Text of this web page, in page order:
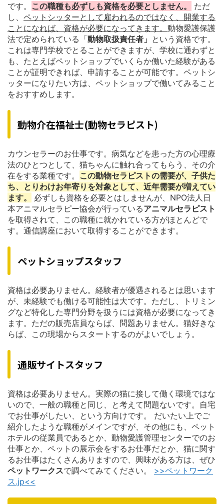
です。 この職種も必ずしも資格を必要としません。
ただ
し、 ペットシッターとして雇われるのではなく、開業する
ことになれば、資格が必要になってきます。 動物愛護保護
法で定められている「動物取扱責任者」 という資格です。
これは専門学校でとることができますが、学校に通わずと
も、たとえばペットショップでいくらか働いた経験がある
ことが証明できれば、申請することが可能です。ペットシ
ッターになりたい方は、ペットショップで働いてみること
をおすすめします。
動物介在福祉士(動物セラピスト)
カウンセラーのお仕事です。病気などを患った方の心理療
法のひとつとして、猫ちゃんに触れ合ってもらう、その介
在をする業種です。 この動物セラピストの需要が、子供た
ち、とりわけお年寄りを対象として、近年需要が増えてい
ます。
必ずしも資格を必要とはしませんが、NPO法人日
本アニマルセラピー協会が行っているアニマルセラピスト
を取得されて、この職種に就かれている方がほとんどで
す。通信講座において取得することができます。
ペットショップスタッフ
資格は必要ありません。経験者が優遇されるとは思います
が、未経験でも働ける可能性は大です。ただし、トリミン
グなど特化した専門分野を扱うには資格が必要になってき
ます。ただの販売店員ならば、問題ありません。猫好きな
らば、この現場からスタートするのがよいでしょう。
通販サイトスタッフ
資格は必要ありません。実際の猫に接して働く環境ではな
いので、一般の職種と同じ、と考えて問題ないです。自宅
でお仕事がしたい、という方向けです。 だいたい上でご
紹介したような職種がメインですが、その他にも、ペット
ホテルの従業員であるとか、動物愛護管理センターでのお
仕事とか、ペットの展示会をするお仕事だとか、猫に関す
るお仕事はたくさんありますので、興味がある方は、ぜひ
ペットワークスで調べてみてください。 >>ペットワーク
ス.jp<<